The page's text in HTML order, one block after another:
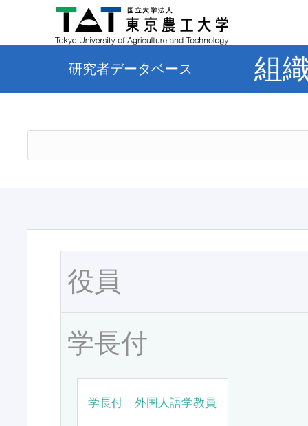
研究者データベース 組
役員
学長付
学長付 外国人語学教員